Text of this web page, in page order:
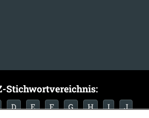
Stichwortvereichnis:
D E F G H I
J